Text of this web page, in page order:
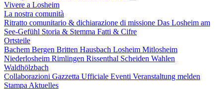
Vivere a Losheim
La nostra comunità
Ritratto comunitario & dichiarazione di missione Das Losheim am
See-Gefühl Storia & Stemma Fatti & Cifre
Ortsteile
Bachem Bergen Britten Hausbach Losheim Mitlosheim
Niederlosheim Rimlingen Rissenthal Scheiden Wahlen
Waldhölzbach
Collaborazioni Gazzetta Ufficiale Eventi Veranstaltung melden
Stampa Aktuelles